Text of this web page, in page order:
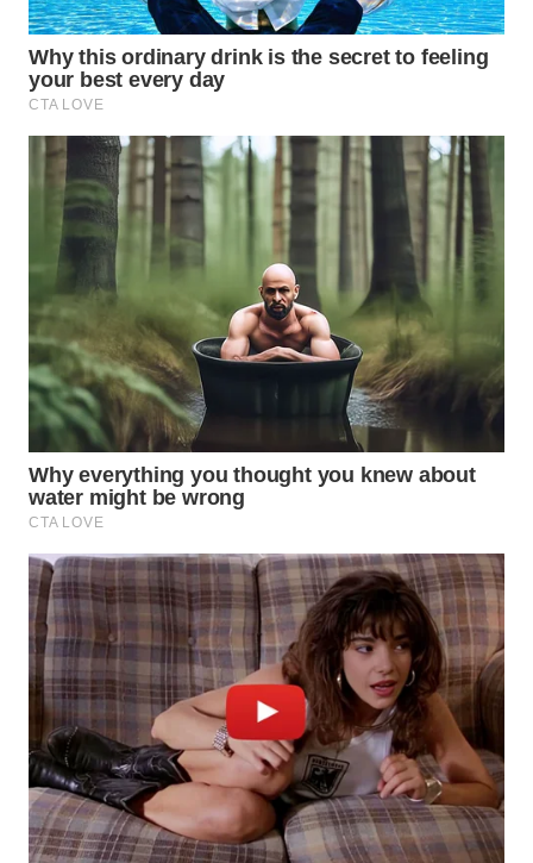
Wahana
Media
Group
WAHANA
NEWS
WAHANA
TANI
WAHANA
ADVOKAT
WAHANA
INFRASTRUKTUR
WAHANA
KONSUMEN
WAHANA
LISTRIK
WAHANA
TRAVEL
WAHANA
TV
WAHANANEWS